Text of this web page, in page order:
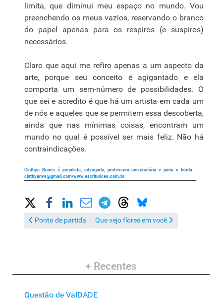
limita, que diminui meu espaço no mundo. Vou
preenchendo os meus vazios, reservando o branco
do papel apenas para os respiros (e suspiros)
necessários.
Claro que aqui me refiro apenas a um aspecto da
arte, porque seu conceito é agigantado e ela
comporta um sem-número de possibilidades. O
que sei e acredito é que há um artista em cada um
de nós e aqueles que se permitem essa descoberta,
ainda que nas mínimas coisas, encontram um
mundo no qual é possível ser mais feliz. Não há
contraindicações.
Cinthya Nunes é jornalista, advogada, professora universitária e pinta e borda -
cinthyanvs@gmail.com/www.escriturices.com.br
Share on Social Media
Artigo anterior: Ponto de partida
Ponto de partida Próximo artigo: Que vejo flores em você
Que vejo flores em você
+ Recentes
Questão de VaIDADE